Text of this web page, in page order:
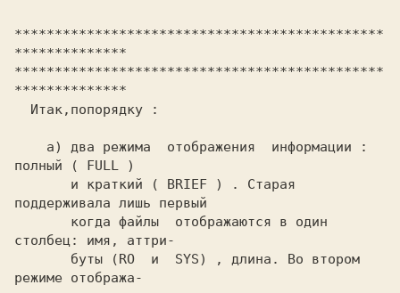
**********************************************
**************
**********************************************
**************
полный ( FULL )
поддерживала лишь первый
столбец: имя, аттри-
режиме отобража-